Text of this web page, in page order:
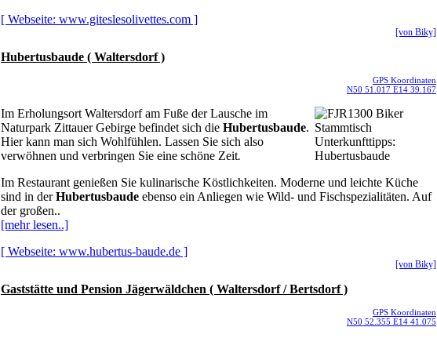
[ Webseite: www.giteslesolivettes.com ]
[von Biky]
Hubertusbaude ( Waltersdorf )
GPS Koordinaten
N50 51.017 E14 39.167
Im Erholungsort Waltersdorf am Fuße der Lausche im
Naturpark Zittauer Gebirge befindet sich die Hubertusbaude.
Hier kann man sich Wohlfühlen. Lassen Sie sich also
verwöhnen und verbringen Sie eine schöne Zeit.
Im Restaurant genießen Sie kulinarische Köstlichkeiten. Moderne und leichte Küche
sind in derHubertusbaude ebenso ein Anliegen wie Wild- und Fischspezialitäten. Auf
der großen..
[mehr lesen..]
[ Webseite: www.hubertus-baude.de ]
[von Biky]
Gaststätte und Pension Jägerwäldchen ( Waltersdorf / Bertsdorf )
GPS Koordinaten
N50 52.355 E14 41.075